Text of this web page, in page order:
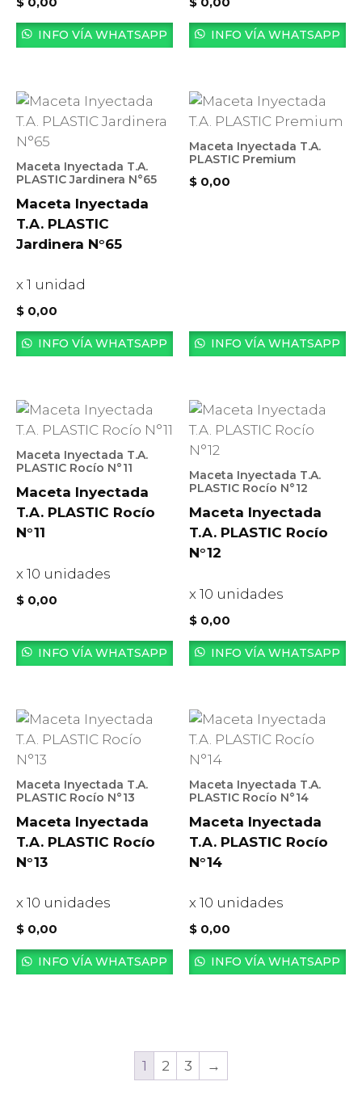
INFO VÍA WHATSAPP INFO VÍA WHATSAPP
Maceta Inyectada T.A.
PLASTIC Jardinera N°65
Maceta Inyectada
T.A. PLASTIC
Jardinera N°65
x 1 unidad
$ 0,00
INFO VÍA WHATSAPP
Maceta Inyectada T.A.
PLASTIC Premium
$ 0,00
INFO VÍA WHATSAPP
Maceta Inyectada T.A.
PLASTIC Rocío N°11
Maceta Inyectada
T.A. PLASTIC Rocío
N°11
x 10 unidades
$ 0,00
INFO VÍA WHATSAPP
Maceta Inyectada T.A.
PLASTIC Rocío N°12
Maceta Inyectada
T.A. PLASTIC Rocío
N°12
x 10 unidades
$ 0,00
INFO VÍA WHATSAPP
Maceta Inyectada T.A.
PLASTIC Rocío N°13
Maceta Inyectada
T.A. PLASTIC Rocío
N°13
x 10 unidades
$ 0,00
INFO VÍA WHATSAPP
Maceta Inyectada T.A.
PLASTIC Rocío N°14
Maceta Inyectada
T.A. PLASTIC Rocío
N°14
x 10 unidades
$ 0,00
INFO VÍA WHATSAPP
1 2 3 →